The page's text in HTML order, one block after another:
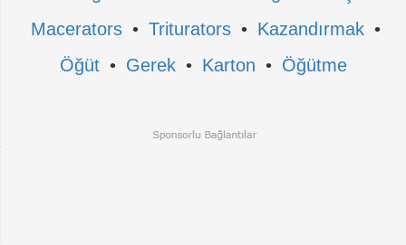
Macerators • Triturators • Kazandırmak •
Öğüt • Gerek • Karton • Öğütme